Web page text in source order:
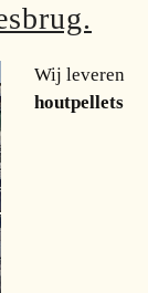
Wij leveren
houtpellets